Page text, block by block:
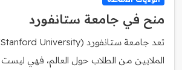
منح في جامعة ستانفورد
الملايين من الطلاب حول العالم، فهي